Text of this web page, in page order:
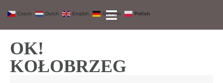
OK!
KOŁOBRZEG
Czech Dutch English German Polish